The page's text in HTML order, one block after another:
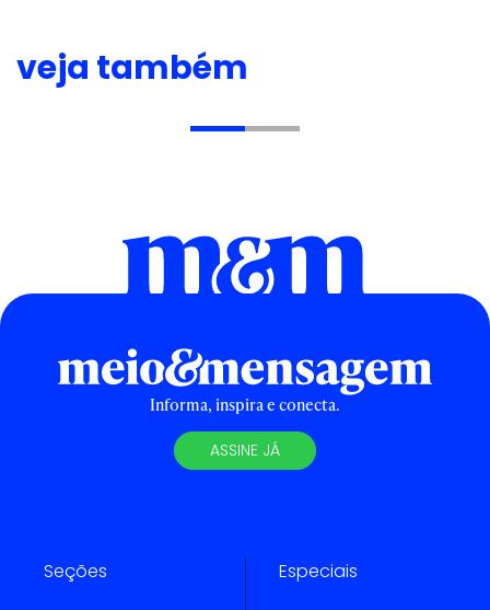
veja também
Informa, inspira e conecta.
ASSINE JÁ
Seções Especiais